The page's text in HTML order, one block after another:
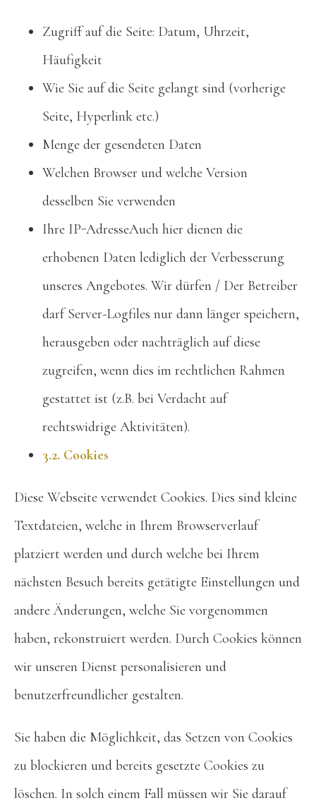
Zugriff auf die Seite: Datum, Uhrzeit,
Häufigkeit
Wie Sie auf die Seite gelangt sind (vorherige
Seite, Hyperlink etc.)
Menge der gesendeten Daten
Welchen Browser und welche Version
desselben Sie verwenden
Ihre IP-AdresseAuch hier dienen die
erhobenen Daten lediglich der Verbesserung
unseres Angebotes. Wir dürfen / Der Betreiber
darf Server-Logfiles nur dann länger speichern,
herausgeben oder nachträglich auf diese
zugreifen, wenn dies im rechtlichen Rahmen
gestattet ist (z.B. bei Verdacht auf
rechtswidrige Aktivitäten).
3.2. Cookies
Diese Webseite verwendet Cookies. Dies sind kleine
Textdateien, welche in Ihrem Browserverlauf
platziert werden und durch welche bei Ihrem
nächsten Besuch bereits getätigte Einstellungen und
andere Änderungen, welche Sie vorgenommen
haben, rekonstruiert werden. Durch Cookies können
wir unseren Dienst personalisieren und
benutzerfreundlicher gestalten.
Sie haben die Möglichkeit, das Setzen von Cookies
zu blockieren und bereits gesetzte Cookies zu
löschen. In solch einem Fall müssen wir Sie darauf